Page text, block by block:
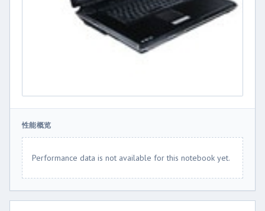
性能概览
Performance data is not available for this notebook yet.